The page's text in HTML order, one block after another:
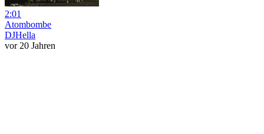
2:01
Atombombe
DJHella
vor 20 Jahren